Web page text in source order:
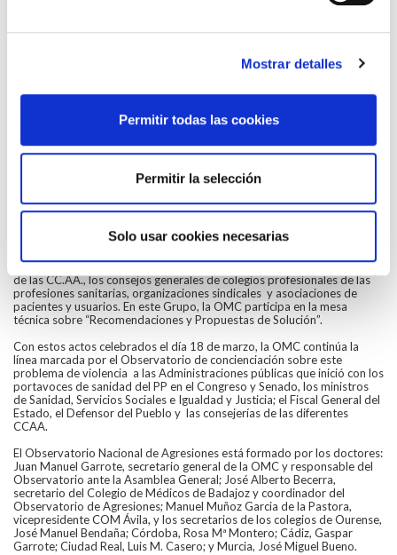
Mostrar detalles
Permitir todas las cookies
Permitir la selección
Solo usar cookies necesarias
Observatorio Nacional de Agresiones harán entrega hoy de un
de la moción que presentó el PP y fue apoyada por todos los grupos
Sanidad, Servicios Sociales e Igualdad y las Consejerías de Sanidad a fin
de llevar a cabo un Plan de Actuación Integral para abordar el problema
de las agresiones a profesionales sanitarios.
También se hará un reconocimiento al propio Ministerio de Sanidad,
Servicios Sociales e Igualdad, por la implementación de este Plan de
acuerdo del Consejo Interterritorial del Sistema Nacional de Salud, del
de Salud, en el que están representados el MSSSI, los servicios de salud
de las CC.AA., los consejos generales de colegios profesionales de las
profesiones sanitarias, organizaciones sindicales y asociaciones de
pacientes y usuarios. En este Grupo, la OMC participa en la mesa
técnica sobre “Recomendaciones y Propuestas de Solución”.
Con estos actos celebrados el día 18 de marzo, la OMC continúa la
línea marcada por el Observatorio de concienciación sobre este
problema de violencia a las Administraciones públicas que inició con los
portavoces de sanidad del PP en el Congreso y Senado, los ministros
de Sanidad, Servicios Sociales e Igualdad y Justicia; el Fiscal General del
Estado, el Defensor del Pueblo y las consejerías de las diferentes
CCAA.
El Observatorio Nacional de Agresiones está formado por los doctores:
Juan Manuel Garrote, secretario general de la OMC y responsable del
Observatorio ante la Asamblea General; José Alberto Becerra,
secretario del Colegio de Médicos de Badajoz y coordinador del
Observatorio de Agresiones; Manuel Muñoz Garcia de la Pastora,
vicepresidente COM Ávila, y los secretarios de los colegios de Ourense,
José Manuel Bendaña; Córdoba, Rosa Mª Montero; Cádiz, Gaspar
Garrote; Ciudad Real, Luis M. Casero; y Murcia, José Miguel Bueno.